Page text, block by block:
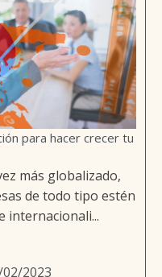
para hacer crecer tu
más globalizado,
de todo tipo estén
internacionali...
2023